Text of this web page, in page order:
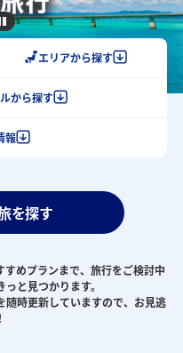
エリアから探す
から探す
報
を探す
めプランまで、旅行をご検討中
と見つかります。
時更新していますので、お見逃